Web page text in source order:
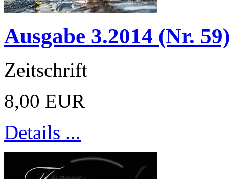
Ausgabe 3.2014 (Nr.
Zeitschrift
8,00 EUR
Details ...